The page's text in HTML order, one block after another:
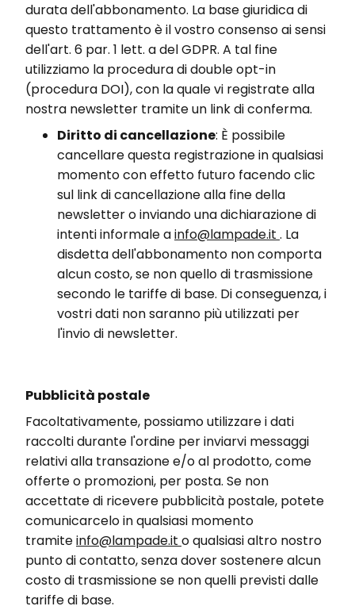
durata dell'abbonamento. La base giuridica di
questo trattamento è il vostro consenso ai sensi
dell'art. 6 par. 1 lett. a del GDPR. A tal fine
utilizziamo la procedura di double opt-in
(procedura DOI), con la quale vi registrate alla
nostra newsletter tramite un link di conferma.
Diritto di cancellazione: È possibile
cancellare questa registrazione in qualsiasi
momento con effetto futuro facendo clic
sul link di cancellazione alla fine della
newsletter o inviando una dichiarazione di
intenti informale ainfo@lampade.it . La
disdetta dell'abbonamento non comporta
alcun costo, se non quello di trasmissione
secondo le tariffe di base. Di conseguenza, i
vostri dati non saranno più utilizzati per
l'invio di newsletter.
Pubblicità postale
Facoltativamente, possiamo utilizzare i dati
raccolti durante l'ordine per inviarvi messaggi
relativi alla transazione e/o al prodotto, come
offerte o promozioni, per posta. Se non
accettate di ricevere pubblicità postale, potete
comunicarcelo in qualsiasi momento
tramiteinfo@lampade.it o qualsiasi altro nostro
punto di contatto, senza dover sostenere alcun
costo di trasmissione se non quelli previsti dalle
tariffe di base.